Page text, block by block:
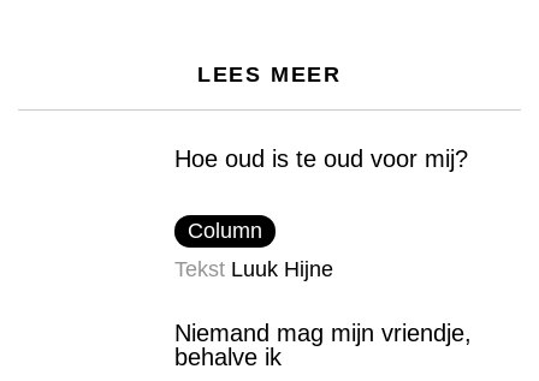
LEES MEER
Hoe oud is te oud voor mij?
Column
Tekst Luuk Hijne
Niemand mag mijn vriendje,
behalve ik